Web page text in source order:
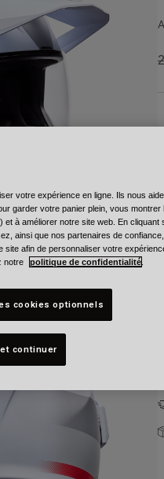
votre expérience en ligne. Ils nous
garder votre panier plein, vous montrer
à améliorer notre site web. En cliquant
ainsi que nos partenaires de confiance,
afin de personnaliser votre
notre
politique de confidentialité
cookies optionnels
continuer